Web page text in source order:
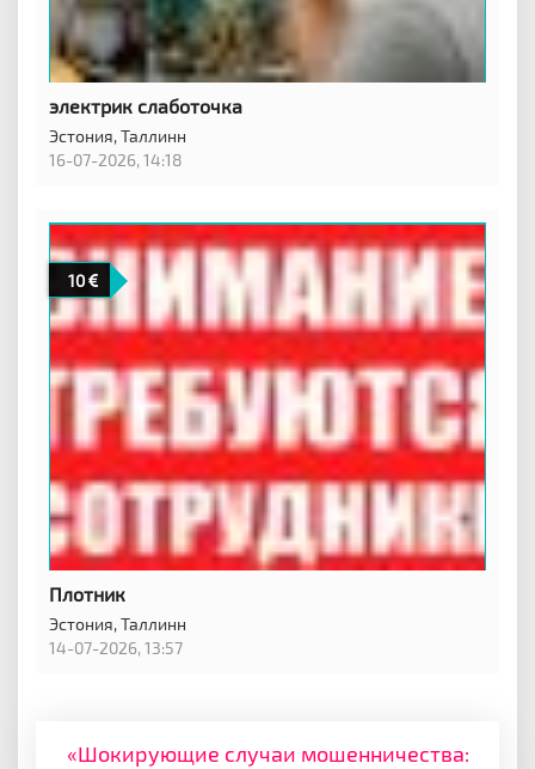
электрик слаботочка
Эстония,Таллинн
16-07-2026, 14:18
10
Плотник
Эстония,Таллинн
14-07-2026, 13:57
«Шокирующие случаи мошенничества: